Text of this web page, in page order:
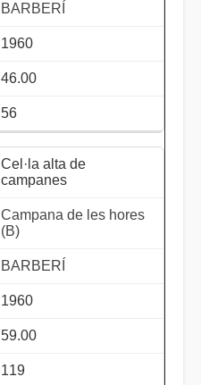
BARBERÍ
1960
46.00
56
Cel·la alta de
campanes
Campana de les hores
(B)
BARBERÍ
1960
59.00
119